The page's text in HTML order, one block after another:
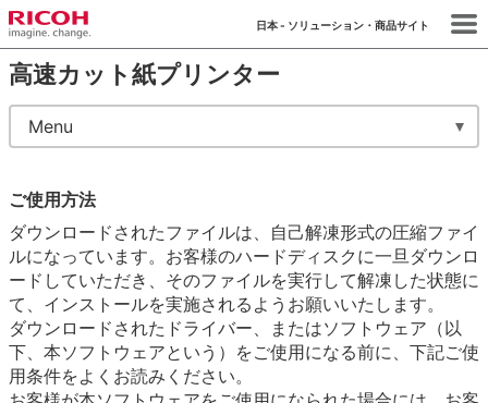
日本 - ソリューション・商品サイト
高速カット紙プリンター
Menu
ご使用方法
ダウンロードされたファイルは、自己解凍形式の圧縮ファイ
ルになっています。お客様のハードディスクに一旦ダウンロ
ードしていただき、そのファイルを実行して解凍した状態に
て、インストールを実施されるようお願いいたします。
ダウンロードされたドライバー、またはソフトウェア（以
下、本ソフトウェアという）をご使用になる前に、下記ご使
用条件をよくお読みください。